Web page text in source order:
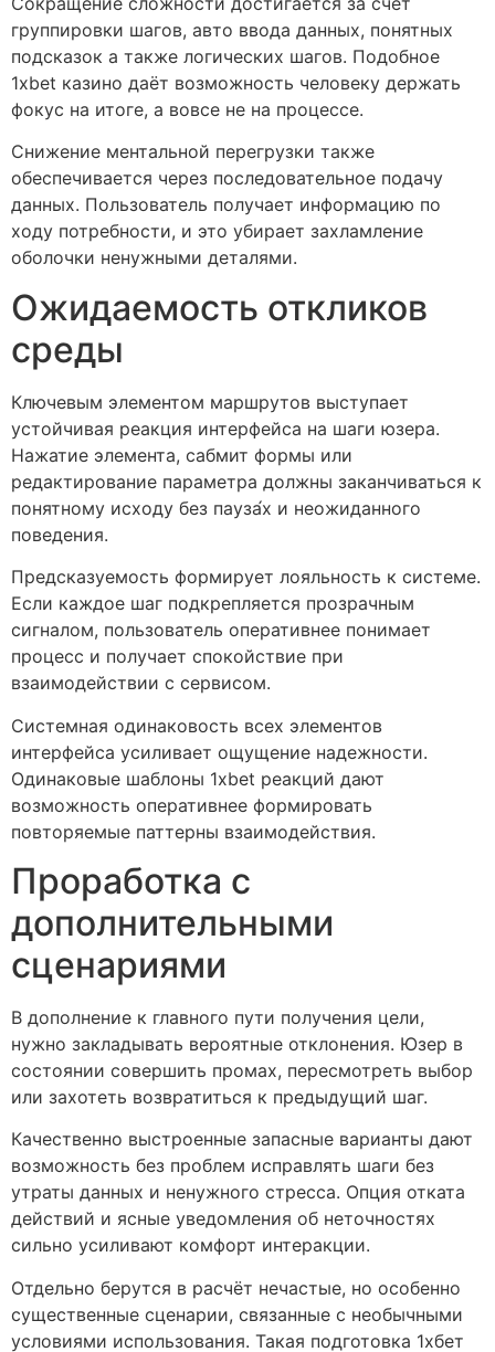
группировки шагов, авто ввода данных, понятных
подсказок а также логических шагов. Подобное
1xbet казино даёт возможность человеку держать
фокус на итоге, а вовсе не на процессе.
Снижение ментальной перегрузки также
обеспечивается через последовательное подачу
данных. Пользователь получает информацию по
ходу потребности, и это убирает захламление
оболочки ненужными деталями.
Ожидаемость откликов
среды
Ключевым элементом маршрутов выступает
устойчивая реакция интерфейса на шаги юзера.
Нажатие элемента, сабмит формы или
редактирование параметра должны заканчиваться к
понятному исходу без пауза́х и неожиданного
поведения.
Предсказуемость формирует лояльность к системе.
Если каждое шаг подкрепляется прозрачным
сигналом, пользователь оперативнее понимает
процесс и получает спокойствие при
взаимодействии с сервисом.
Системная одинаковость всех элементов
интерфейса усиливает ощущение надежности.
Одинаковые шаблоны 1xbet реакций дают
возможность оперативнее формировать
повторяемые паттерны взаимодействия.
Проработка с
дополнительными
сценариями
В дополнение к главного пути получения цели,
нужно закладывать вероятные отклонения. Юзер в
состоянии совершить промах, пересмотреть выбор
или захотеть возвратиться к предыдущий шаг.
Качественно выстроенные запасные варианты дают
возможность без проблем исправлять шаги без
утраты данных и ненужного стресса. Опция отката
действий и ясные уведомления об неточностях
сильно усиливают комфорт интеракции.
Отдельно берутся в расчёт нечастые, но особенно
существенные сценарии, связанные с необычными
условиями использования. Такая подготовка 1хбет